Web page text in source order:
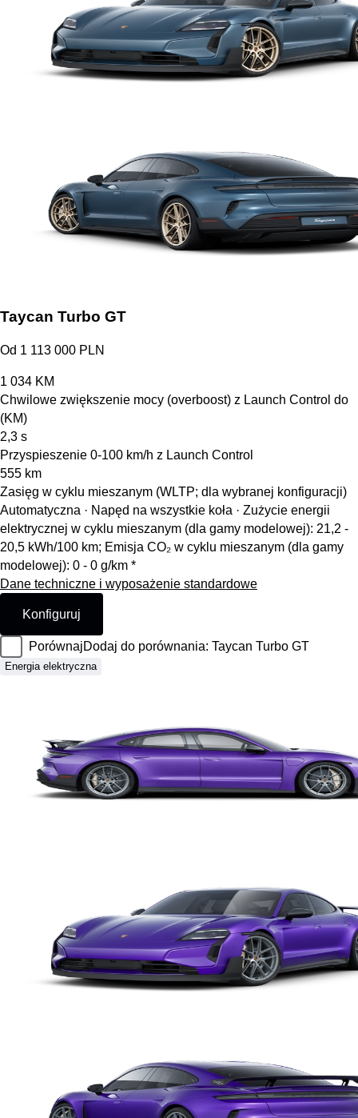
Taycan Turbo GT
Od 1 113 000 PLN
1 034 KM
Chwilowe zwiększenie mocy (overboost) z Launch Control do
(KM)
2,3 s
Przyspieszenie 0-100 km/h z Launch Control
555 km
Zasięg w cyklu mieszanym (WLTP; dla wybranej konfiguracji)
Automatyczna · Napęd na wszystkie koła · Zużycie energii
elektrycznej w cyklu mieszanym (dla gamy modelowej): 21,2 -
20,5 kWh/100 km; Emisja CO₂ w cyklu mieszanym (dla gamy
modelowej): 0 - 0 g/km *
Dane techniczne i wyposażenie standardowe
Konfiguruj
PorównajDodaj do porównania: Taycan Turbo GT
Energia elektryczna